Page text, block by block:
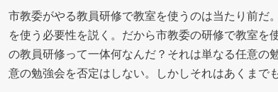
市教委がやる教員研修で教室を使うのは当たり前だ
を使う必要性を説く。だから市教委の研修で教室を
の教員研修って一体何なんだ？それは単なる任意の
意の勉強会を否定はしない。しかしそれはあくまで